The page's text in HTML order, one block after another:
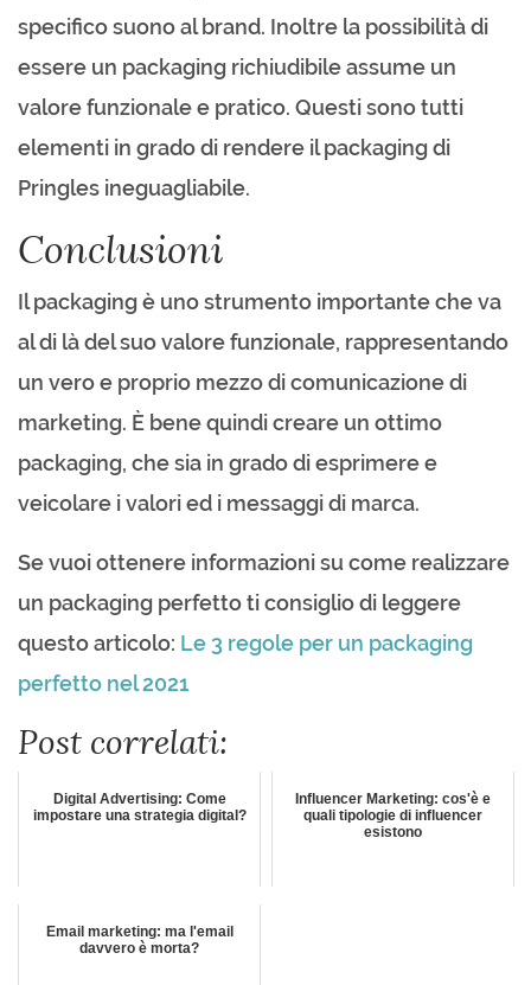
specifico suono al brand. Inoltre la possibilità di
essere un packaging richiudibile assume un
valore funzionale e pratico. Questi sono tutti
elementi in grado di rendere il packaging di
Pringles ineguagliabile.
Conclusioni
Il packaging è uno strumento importante che va
al di là del suo valore funzionale, rappresentando
un vero e proprio mezzo di comunicazione di
marketing. È bene quindi creare un ottimo
packaging, che sia in grado di esprimere e
veicolare i valori ed i messaggi di marca.
Se vuoi ottenere informazioni su come realizzare
un packaging perfetto ti consiglio di leggere
questo articolo: Le 3 regole per un packaging
perfetto nel 2021
Post correlati:
Digital Advertising: Come
impostare una strategia digital?
Influencer Marketing: cos'è e
quali tipologie di influencer
esistono
Email marketing: ma l'email
davvero è morta?